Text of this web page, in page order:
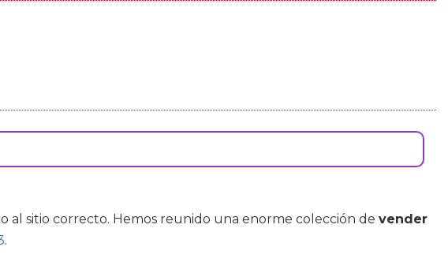
al sitio correcto. Hemos reunido una enorme colección de vender
.